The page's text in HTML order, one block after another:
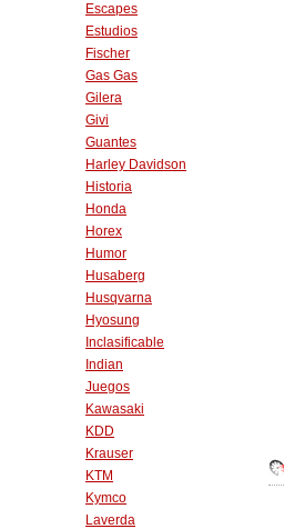
Escapes
Estudios
Fischer
Gas Gas
Gilera
Givi
Guantes
Harley Davidson
Historia
Honda
Horex
Humor
Husaberg
Husqvarna
Hyosung
Inclasificable
Indian
Juegos
Kawasaki
KDD
Krauser
KTM
Kymco
Laverda